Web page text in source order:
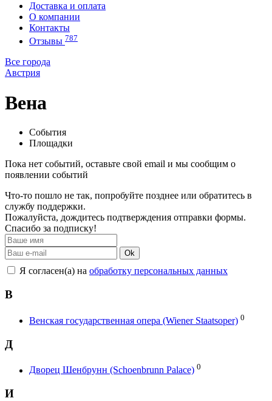
Доставка и оплата
О компании
Контакты
Отзывы 787
Все города
Австрия
Вена
События
Площадки
Пока нет событий, оставьте свой email и мы сообщим о
появлении событий
Что-то пошло не так, попробуйте позднее или обратитесь в
службу поддержки.
Пожалуйста, дождитесь подтверждения отправки формы.
Спасибо за подписку!
Ok
Я согласен(а) на обработку персональных данных
В
Венская государственная опера (Wiener Staatsoper) 0
Д
Дворец Шенбрунн (Schoenbrunn Palace) 0
И